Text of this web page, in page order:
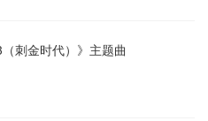
刺金时代）》主题曲